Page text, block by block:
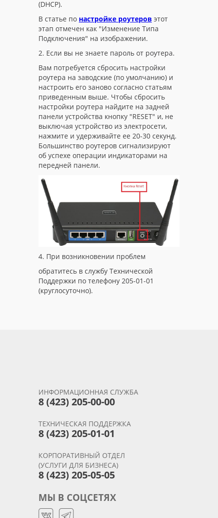
(DHCP).
В статье по настройке роутеров этот
этап отмечен как "Изменение Типа
Подключения" на изображении.
2. Если вы не знаете пароль от роутера.
Вам потребуется сбросить настройки
роутера на заводские (по умолчанию) и
настроить его заново согласно статьям
приведенным выше. Чтобы сбросить
настройки роутера найдите на задней
панели устройства кнопку "RESET" и, не
выключая устройство из электросети,
нажмите и удерживайте ее 20-30 секунд.
Большинство роутеров сигнализируют
об успехе операции индикаторами на
передней панели.
4. При возникновении проблем
обратитесь в службу Технической
Поддержки по телефону 205-01-01
(круглосуточно).
ИНФОРМАЦИОННАЯ СЛУЖБА
8 (423) 205-00-00
ТЕХНИЧЕСКАЯ ПОДДЕРЖКА
8 (423) 205-01-01
КОРПОРАТИВНЫЙ ОТДЕЛ
(УСЛУГИ ДЛЯ БИЗНЕСА)
8 (423) 205-05-05
МЫ В СОЦСЕТЯХ